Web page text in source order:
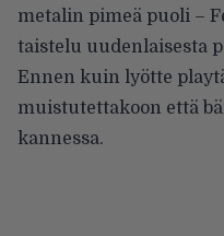
metalin pimeä puoli –
taistelu uudenlaisesta
Ennen kuin lyötte
muistutettakoon että
kannessa.